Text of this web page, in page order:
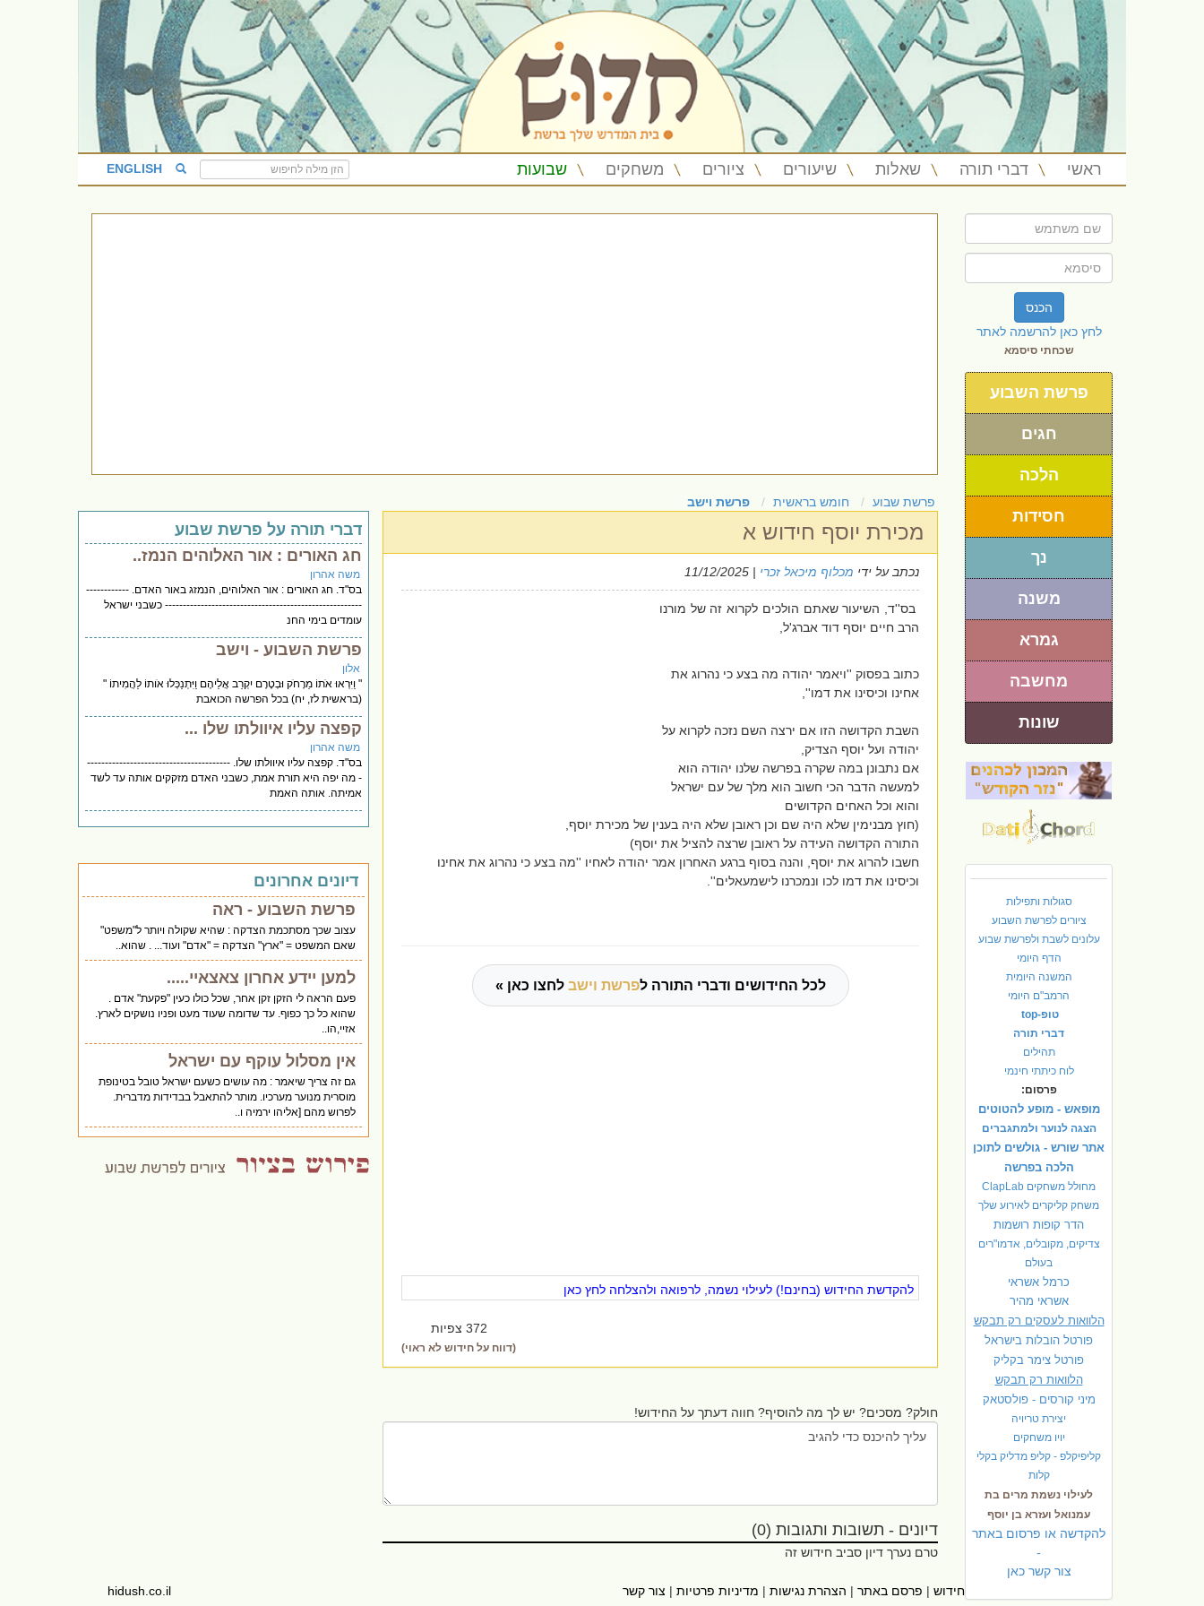
ראשי דברי תורה שאלות שיעורים ציורים משחקים שבועות ENGLISH
הכנס
לחץ כאן להרשמה לאתר
שכחתי סיסמא
פרשת השבוע
חגים
הלכה
חסידות
נך
משנה
גמרא
מחשבה
שונות
סגולות ותפילות
ציורים לפרשת השבוע
עלונים לשבת ולפרשת שבוע
הדף היומי
המשנה היומית
הרמב"ם היומי
טופ-top
דברי תורה
תהילים
לוח כיתתי חינמי
פרסום:
מופאש - מופע להטוטים
הצגה לנוער ולמתגברים
אתר שורש - גולשים לתוכן
הלכה בפרשה
מחולל משחקים ClapLab
משחק קליקרים לאירוע שלך
הדר קופות רושמות
צדיקים, מקובלים, אדמו"רים
בעולם
כרמל אשראי
אשראי מהיר
הלוואות לעסקים רק תבקש
פורטל הובלות בישראל
פורטל צימר בקליק
הלוואות רק תבקש
מיני קורסים - פולסטאק
יצירת טריויה
יויו משחקים
קליפיקלפ - קליפ מדליק בקלי
קלות
לעילוי נשמת מרים בת
עמנואל ועזרא בן יוסף
להקדשה או פרסום באתר
-
צור קשר כאן
פרשת שבוע חומש בראשית פרשת וישב
מכירת יוסף חידוש א
נכתב על ידי מכלוף מיכאל זכרי | 11/12/2025
בס''ד, השיעור שאתם הולכים לקרוא זה של מורנו
הרב חיים יוסף דוד אברג'ל,
כתוב בפסוק ''ויאמר יהודה מה בצע כי נהרוג את
אחינו וכיסינו את דמו'',
השבת הקדושה הזו אם ירצה השם נזכה לקרוא על
יהודה ועל יוסף הצדיק,
אם נתבונן במה שקרה בפרשה שלנו יהודה הוא
למעשה הדבר הכי חשוב הוא מלך של עם ישראל
והוא וכל האחים הקדושים
(חוץ מבנימין שלא היה שם וכן ראובן שלא היה בענין של מכירת יוסף,
התורה הקדושה העידה על ראובן שרצה להציל את יוסף)
חשבו להרוג את יוסף, והנה בסוף ברגע האחרון אמר יהודה לאחיו ''מה בצע כי נהרוג את אחינו
וכיסינו את דמו לכו ונמכרנו לישמעאלים''.
לכל החידושים ודברי התורה לפרשת וישב לחצו כאן »
להקדשת החידוש (בחינם!) לעילוי נשמה, לרפואה ולהצלחה לחץ כאן
372 צפיות
(דווח על חידוש לא ראוי)
חולק? מסכים? יש לך מה להוסיף? חווה דעתך על החידוש!
דיונים - תשובות ותגובות (0)
טרם נערך דיון סביב חידוש זה
דברי תורה על פרשת שבוע
חג האורים : אור האלוהים הנמז..
משה אהרון
בס"ד. חג האורים : אור האלוהים, הנמזג באור האדם. ------------
------------------------------------------------------- כשבני ישראל
עומדים בימי החנ
פרשת השבוע - וישב
אלון
" וַיִּרְאוּ אֹתוֹ מֵרָחֹק וּבְטֶרֶם יִקְרַב אֲלֵיהֶם וַיִּתְנַכְּלוּ אֹותוֹ לַהֲמִיתוֹ "
(בראשית לז, יח) בכל הפרשה הכואבת
קפצה עליו איוולתו שלו ...
משה אהרון
בס"ד. קפצה עליו איוולתו שלו. ----------------------------------------
- מה יפה היא תורת אמת, כשבני האדם מזקקים אותה עד לשד
אמיתה. אותה האמת
דיונים אחרונים
פרשת השבוע - ראה
עצוב שכך מסתכמת הצדקה : שהיא שקולה ויותר ל"משפט"
שאם המשפט = "ארץ" הצדקה = "אדם" ועוד... . שהוא..
למען יידע אחרון צאצאיי.....
פעם הראה לי הזקן זקן אחר, שכל כולו כעין "פקעת" אדם .
שהוא כל כך כפוף. עד שדומה שעוד מעט ופניו נושקים לארץ.
אזיי,הו..
אין מסלול עוקף עם ישראל
גם זה צריך שיאמר : מה עושים כשעם ישראל טובל בטינופת
מוסרית מנוער מערכיו. מותר להתאבל בבדידות מדברית.
לפרוש מהם [אליהו ירמיה ו..
אודות חידוש | פרסם באתר | הצהרת נגישות | מדיניות פרטיות | צור קשר hidush.co.il